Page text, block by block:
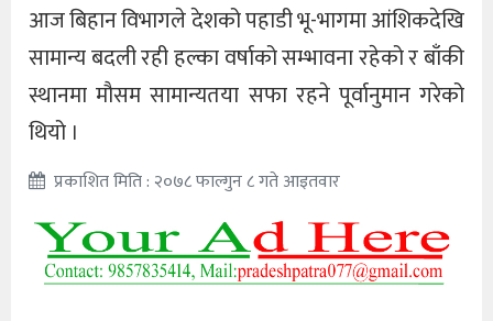
आज बिहान विभागले देशको पहाडी भू-भागमा आंशिकदेखि
सामान्य बदली रही हल्का वर्षाको सम्भावना रहेको र बाँकी
स्थानमा मौसम सामान्यतया सफा रहने पूर्वानुमान गरेको
थियो ।
प्रकाशित मिति : २०७८ फाल्गुन ८ गते आइतवार